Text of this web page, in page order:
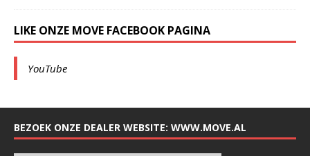
LIKE ONZE MOVE FACEBOOK PAGINA
YouTube
BEZOEK ONZE DEALER WEBSITE: WWW.MOVE.AL